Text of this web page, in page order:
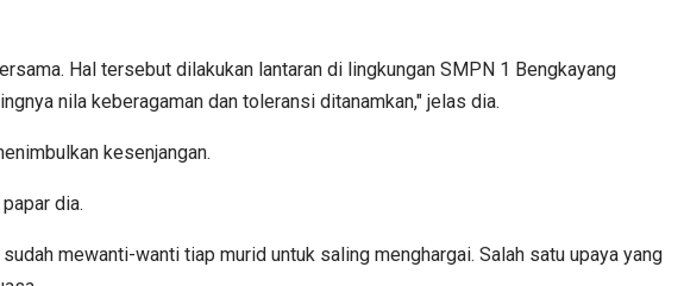
Hal tersebut dilakukan lantaran di lingkungan SMPN 1 Bengkayang
nila keberagaman dan toleransi ditanamkan," jelas dia.
kesenjangan.
dia.
mewanti-wanti tiap murid untuk saling menghargai. Salah satu upaya yang